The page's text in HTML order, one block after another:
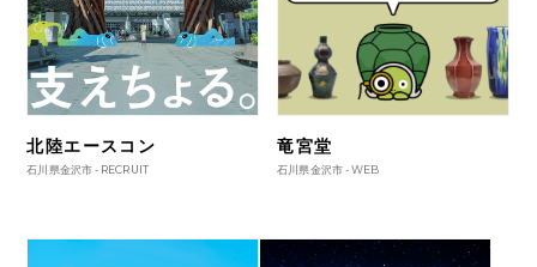
北陸エースコン
石川県金沢市 - RECRUIT
竜宮堂
石川県金沢市 -WEB